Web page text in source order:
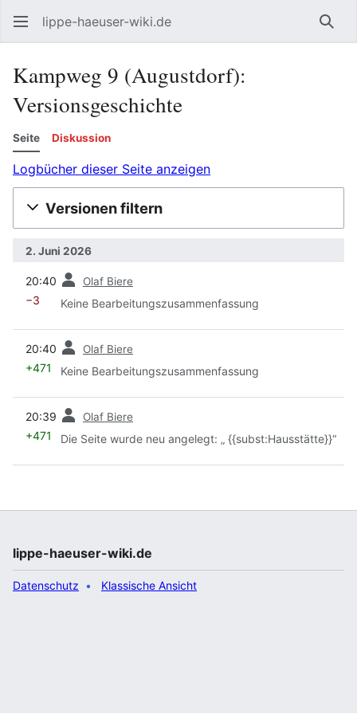
lippe-haeuser-wiki.de
Kampweg 9 (Augustdorf):
Versionsgeschichte
Seite Diskussion
Logbücher dieser Seite anzeigen
Versionen filtern
2. Juni 2026
20:40 Olaf Biere
−3 Keine Bearbeitungszusammenfassung
20:40 Olaf Biere
+471 Keine Bearbeitungszusammenfassung
20:39 Olaf Biere
+471 Die Seite wurde neu angelegt: „ {{subst:Hausstätte}}“
lippe-haeuser-wiki.de
Datenschutz Klassische Ansicht